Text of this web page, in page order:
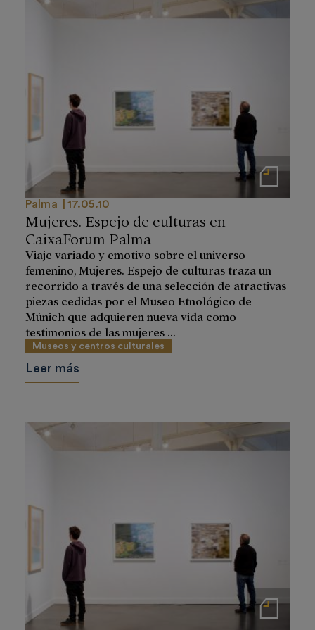
Notas de prensa
Palma 17.05.10
Mujeres. Espejo de culturas en
CaixaForum Palma
Viaje variado y emotivo sobre el universo
femenino, Mujeres. Espejo de culturas traza un
recorrido a través de una selección de atractivas
piezas cedidas por el Museo Etnológico de
Múnich que adquieren nueva vida como
testimonios de las mujeres ...
Museos y centros culturales
Leer más
Notas de prensa